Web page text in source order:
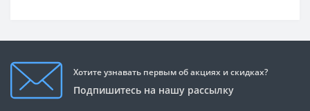
Хотите узнавать первым об акциях и скидках?
Подпишитесь на нашу рассылку